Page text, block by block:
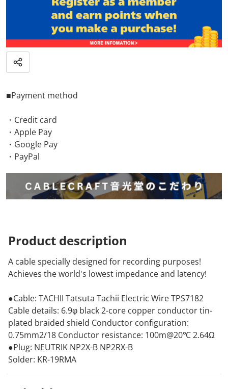
Share
■Payment method
・Credit card
・Apple Pay
・Google Pay
・PayPal
Product description
A cable specially designed for recording purposes!
Achieves the world's lowest impedance and latency!
●Cable: TACHII Tatsuta Tachii Electric Wire TPS7182
Cable details: 6.9φ black 2-core copper conductortin-
plated braided shield Conductor configuration:
0.75mm2/18 Conductor resistance: 100m@20℃ 2.64Ω
●Plug: NEUTRIK NP2X-B NP2RX-B
Solder: KR-19RMA